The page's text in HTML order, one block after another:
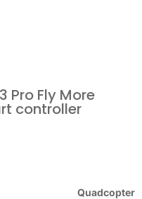
Pro Fly More
controller
Quadcopter